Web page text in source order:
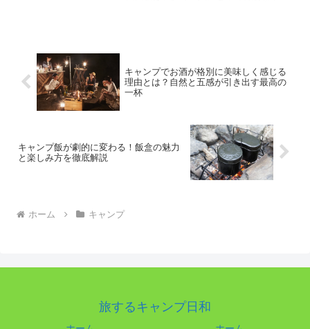
キャンプでお酒が格別に美味しく感じる
理由とは？自然と五感が引き出す最高の
一杯
キャンプ飯が劇的に変わる！飯盒の魅力
と楽しみ方を徹底解説
ホーム キャンプ
旅するキャンプ日和